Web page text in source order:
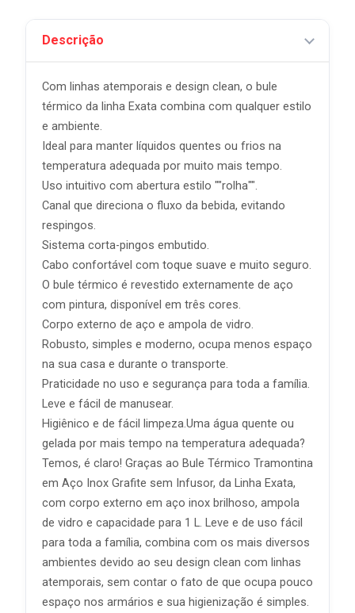
Descrição
Com linhas atemporais e design clean, o bule
térmico da linha Exata combina com qualquer estilo
e ambiente.
Ideal para manter líquidos quentes ou frios na
temperatura adequada por muito mais tempo.
Uso intuitivo com abertura estilo ""rolha"".
Canal que direciona o fluxo da bebida, evitando
respingos.
Sistema corta-pingos embutido.
Cabo confortável com toque suave e muito seguro.
O bule térmico é revestido externamente de aço
com pintura, disponível em três cores.
Corpo externo de aço e ampola de vidro.
Robusto, simples e moderno, ocupa menos espaço
na sua casa e durante o transporte.
Praticidade no uso e segurança para toda a família.
Leve e fácil de manusear.
Higiênico e de fácil limpeza.Uma água quente ou
gelada por mais tempo na temperatura adequada?
Temos, é claro! Graças ao Bule Térmico Tramontina
em Aço Inox Grafite sem Infusor, da Linha Exata,
com corpo externo em aço inox brilhoso, ampola
de vidro e capacidade para 1 L. Leve e de uso fácil
para toda a família, combina com os mais diversos
ambientes devido ao seu design clean com linhas
atemporais, sem contar o fato de que ocupa pouco
espaço nos armários e sua higienização é simples.